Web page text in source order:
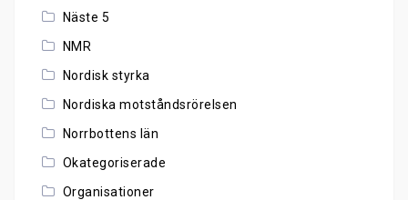
Näste 5
NMR
Nordisk styrka
Nordiska motståndsrörelsen
Norrbottens län
Okategoriserade
Organisationer